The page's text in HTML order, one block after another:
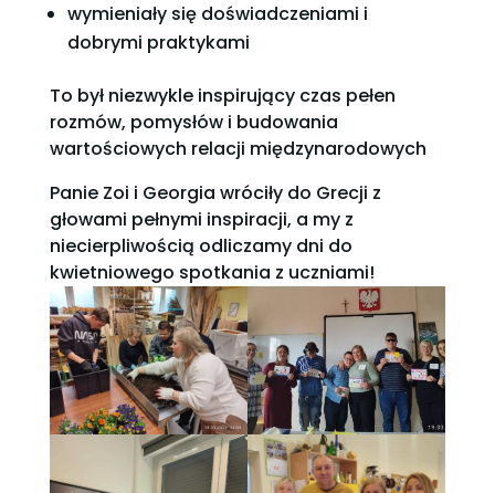
wymieniały się doświadczeniami i
dobrymi praktykami
To był niezwykle inspirujący czas pełen
rozmów, pomysłów i budowania
wartościowych relacji międzynarodowych
Panie Zoi i Georgia wróciły do Grecji z
głowami pełnymi inspiracji, a my z
niecierpliwością odliczamy dni do
kwietniowego spotkania z uczniami!